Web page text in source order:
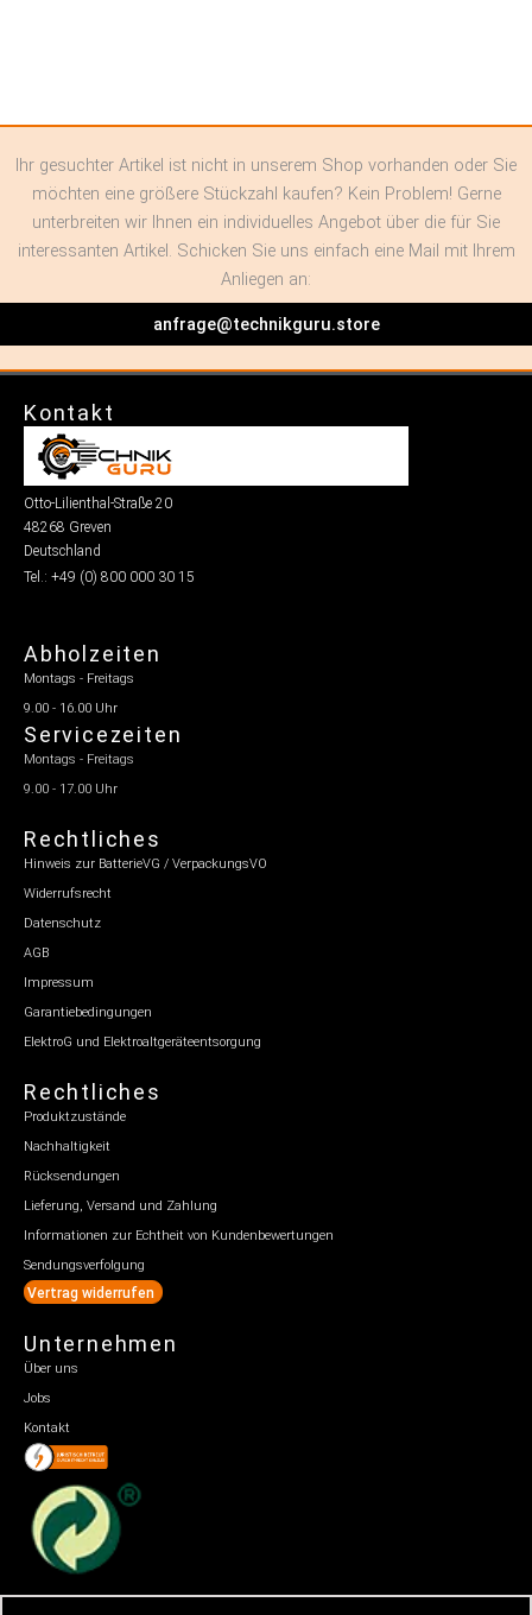
Ihr gesuchter Artikel ist nicht in unserem Shop vorhanden oder Sie
möchten eine größere Stückzahl kaufen? Kein Problem! Gerne
unterbreiten wir Ihnen ein individuelles Angebot über die für Sie
interessanten Artikel. Schicken Sie uns einfach eine Mail mit Ihrem
Anliegen an:
anfrage@technikguru.store
Kontakt
Otto-Lilienthal-Straße 20
48268 Greven
Deutschland
Tel.: +49 (0) 800 000 30 15
Abholzeiten
Montags - Freitags
9.00 - 16.00 Uhr
Servicezeiten
Montags - Freitags
9.00 - 17.00 Uhr
Rechtliches
Hinweis zur BatterieVG / VerpackungsVO
Widerrufsrecht
Datenschutz
AGB
Impressum
Garantiebedingungen
ElektroG und Elektroaltgeräteentsorgung
Rechtliches
Produktzustände
Nachhaltigkeit
Rücksendungen
Lieferung, Versand und Zahlung
Informationen zur Echtheit von Kundenbewertungen
Sendungsverfolgung
Vertrag widerrufen
Unternehmen
Über uns
Jobs
Kontakt